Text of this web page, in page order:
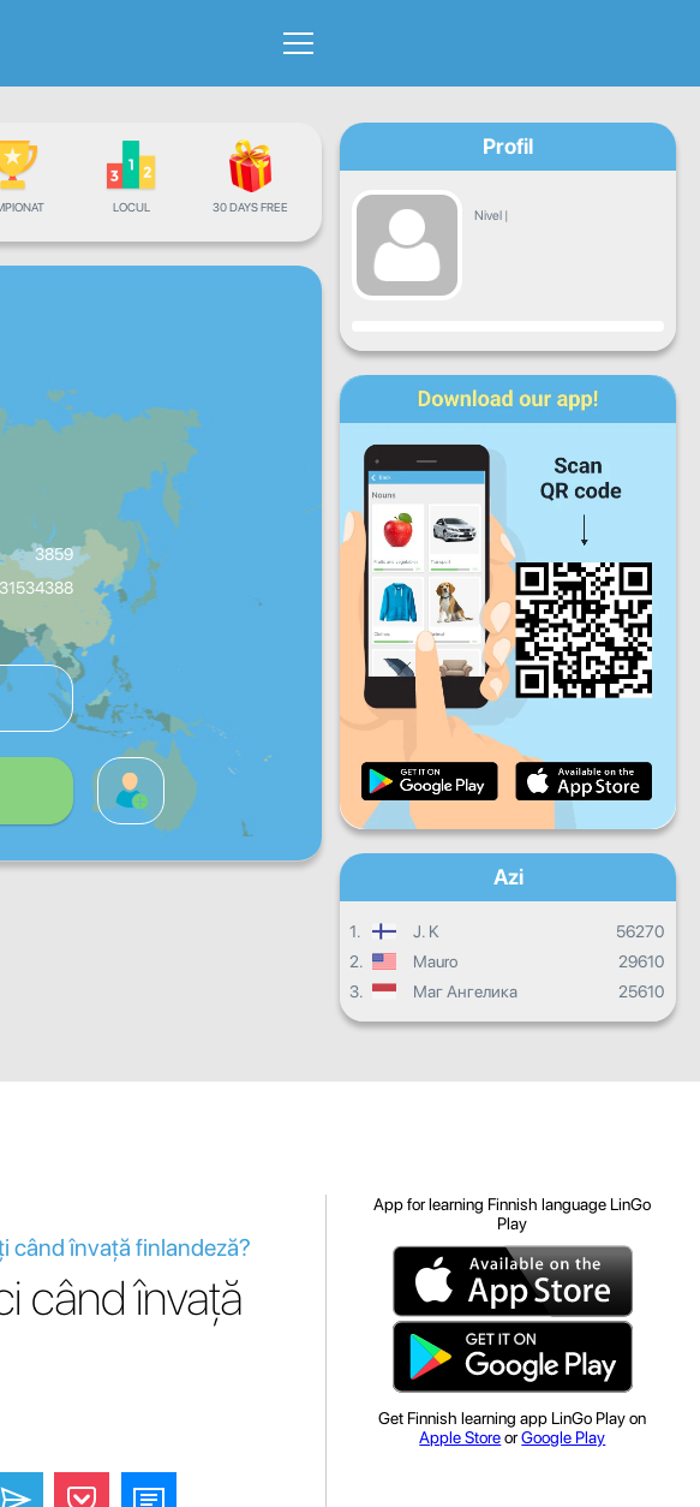
LOCUL 30 DAYS FREE
3859
31534388
Profil
Nivel |
Progres
Mi
S D
Progresul zilnic
Progresul lunar
Progres total
Azi
1. J. K
56270
2.
Mauro
29610
3.
Маг Ангелика 25610
când învață finlandeză?
când învață
App for learning Finnish language LinGo
Play
Get Finnish learning app LinGo Play on
Apple StoreorGoogle Play